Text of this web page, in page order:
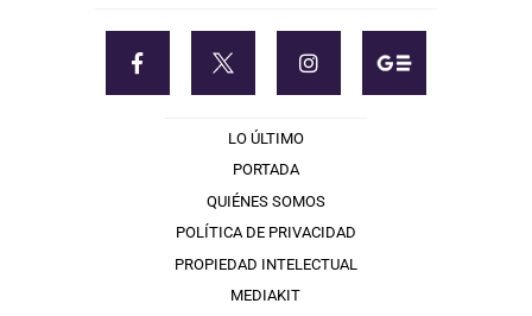
LO ÚLTIMO
PORTADA
QUIÉNES SOMOS
POLÍTICA DE PRIVACIDAD
PROPIEDAD INTELECTUAL
MEDIAKIT